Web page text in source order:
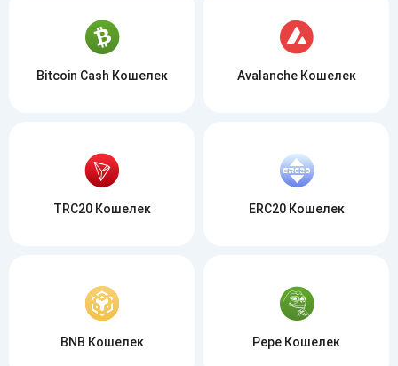
Bitcoin Cash Кошелек Avalanche Кошелек
TRC20 Кошелек ERC20 Кошелек
BNB Кошелек Pepe Кошелек